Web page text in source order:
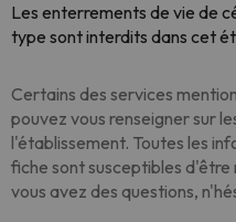
Les enterrements de vie de
type sont interdits dans cet
Certains des services
pouvez vous renseigner sur
l'établissement. Toutes les
fiche sont susceptibles
vous avez des questions,